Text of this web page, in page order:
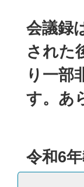
会議録
された
り一部
す。あ
令和6